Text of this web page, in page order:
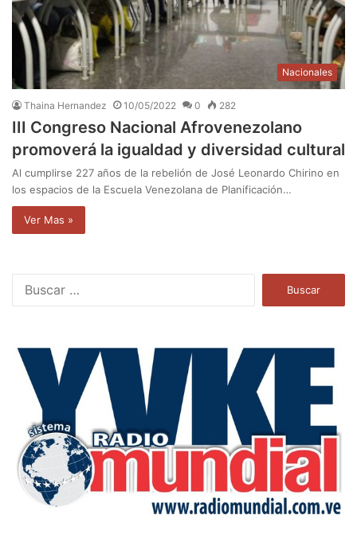
Nacionales
Thaina Hernandez 10/05/2022 0 282
III Congreso Nacional Afrovenezolano
promoverá la igualdad y diversidad cultural
Al cumplirse 227 años de la rebelión de José Leonardo Chirino en
los espacios de la Escuela Venezolana de Planificación…
Ver Mas »
a